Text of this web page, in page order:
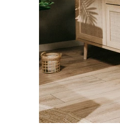
Detská izba
Predsieň, šatník a chodba
Kuchyňa
Kúpeľňa
Záhrada
Domácnosť
BYTOVÝ TEXTIL
Koberce
Závesy a žalúzie
Zobrazit vše
VEĽKÁ NOC